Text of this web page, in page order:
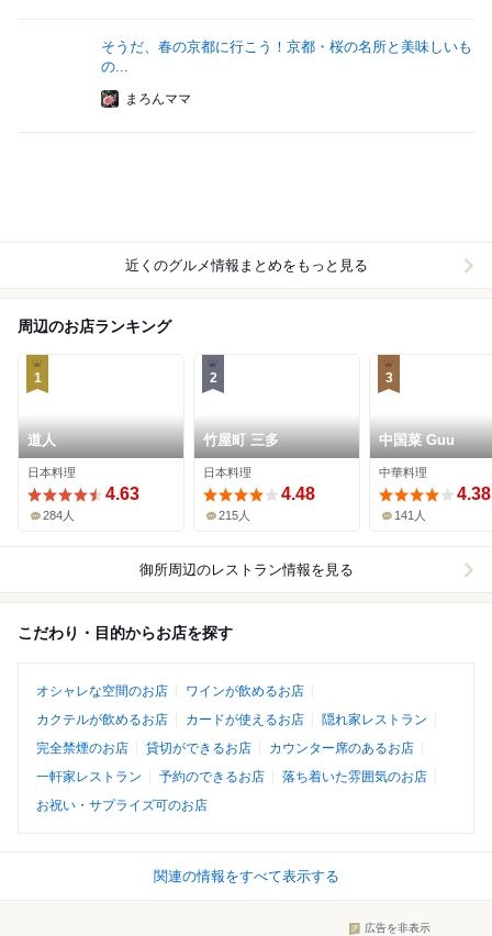
そうだ、春の京都に行こう！京都・桜の名所と美味しいも
の...
まろんママ
近くのグルメ情報まとめをもっと見る
周辺のお店ランキング
1
道人
日本料理
4.63
284人
2
竹屋町 三多
日本料理
4.48
215人
3
中国菜 Guu
中華料理
4.38
141人
御所周辺のレストラン情報を見る
こだわり・目的からお店を探す
オシャレな空間のお店
ワインが飲めるお店
カクテルが飲めるお店
カードが使えるお店
隠れ家レストラン
完全禁煙のお店
貸切ができるお店
カウンター席のあるお店
一軒家レストラン
予約のできるお店
落ち着いた雰囲気のお店
お祝い・サプライズ可のお店
関連の情報をすべて表示する
広告を非表示